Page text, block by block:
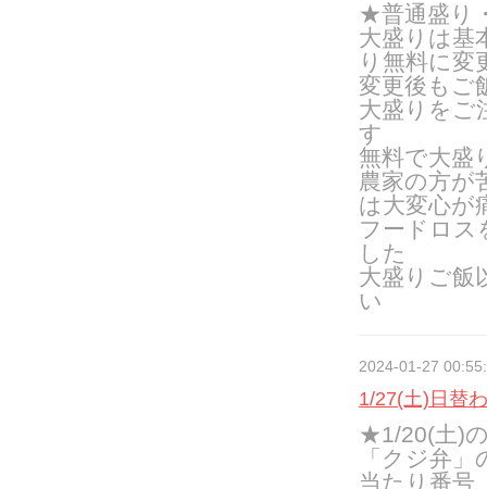
★普通盛り
大盛りは基
り無料に変
変更後もご
大盛りをご
す
無料で大盛
農家の方が
は大変心が
フードロス
した
大盛りご飯
い
2024-01-27
1/27(土)日替
★1/20(土)
「クジ弁」
当たり番号